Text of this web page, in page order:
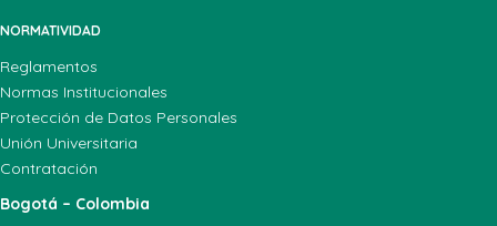
NORMATIVIDAD
Reglamentos
Normas Institucionales
Protección de Datos Personales
Unión Universitaria
Contratación
Bogotá – Colombia